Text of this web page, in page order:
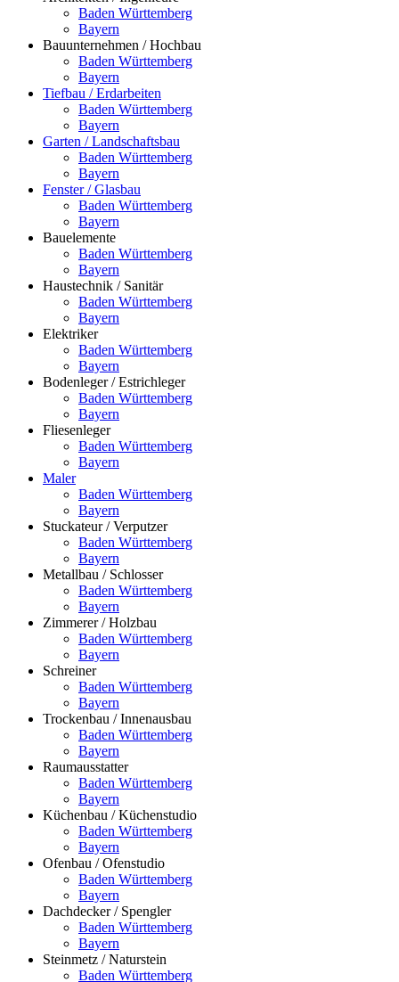
Baden Württemberg
Bayern
Bauunternehmen / Hochbau
Baden Württemberg
Bayern
Tiefbau / Erdarbeiten
Baden Württemberg
Bayern
Garten / Landschaftsbau
Baden Württemberg
Bayern
Fenster / Glasbau
Baden Württemberg
Bayern
Bauelemente
Baden Württemberg
Bayern
Haustechnik / Sanitär
Baden Württemberg
Bayern
Elektriker
Baden Württemberg
Bayern
Bodenleger / Estrichleger
Baden Württemberg
Bayern
Fliesenleger
Baden Württemberg
Bayern
Maler
Baden Württemberg
Bayern
Stuckateur / Verputzer
Baden Württemberg
Bayern
Metallbau / Schlosser
Baden Württemberg
Bayern
Zimmerer / Holzbau
Baden Württemberg
Bayern
Schreiner
Baden Württemberg
Bayern
Trockenbau / Innenausbau
Baden Württemberg
Bayern
Raumausstatter
Baden Württemberg
Bayern
Küchenbau / Küchenstudio
Baden Württemberg
Bayern
Ofenbau / Ofenstudio
Baden Württemberg
Bayern
Dachdecker / Spengler
Baden Württemberg
Bayern
Steinmetz / Naturstein
Baden Württemberg